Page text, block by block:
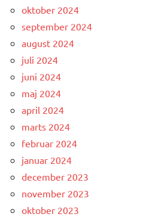
oktober 2024
september 2024
august 2024
juli 2024
juni 2024
maj 2024
april 2024
marts 2024
februar 2024
januar 2024
december 2023
november 2023
oktober 2023